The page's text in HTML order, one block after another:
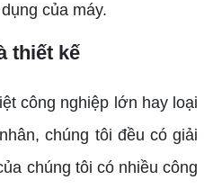
của máy.
thiết kế
công nghiệp lớn hay loại
chúng tôi đều có giải
chúng tôi có nhiều công